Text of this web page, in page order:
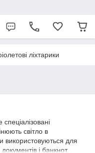
ліхтарики
світло в
використовуються для
і банкнот,